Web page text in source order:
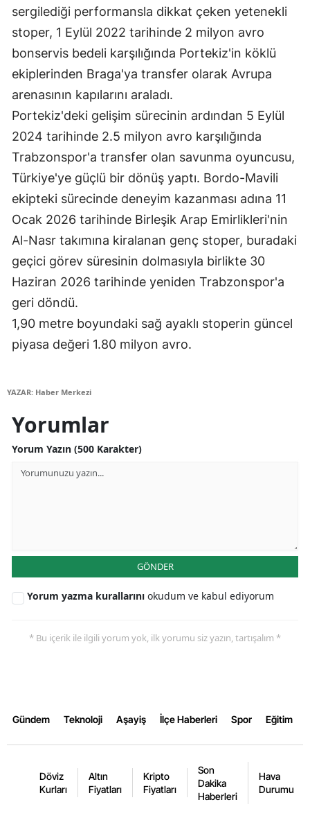
Muğla
Muş
Nevşehir
Ordu
Rize
Samsun
Siirt
Sinop
Tekirdağ
Aksaray
Karaman
Ardahan
sergilediği performansla dikkat çeken yetenekli
stoper, 1 Eylül 2022 tarihinde 2 milyon avro
bonservis bedeli karşılığında Portekiz'in köklü
ekiplerinden Braga'ya transfer olarak Avrupa
arenasının kapılarını araladı.
Portekiz'deki gelişim sürecinin ardından 5 Eylül
2024 tarihinde 2.5 milyon avro karşılığında
Trabzonspor'a transfer olan savunma oyuncusu,
Türkiye'ye güçlü bir dönüş yaptı. Bordo-Mavili
ekipteki sürecinde deneyim kazanması adına 11
Ocak 2026 tarihinde Birleşik Arap Emirlikleri'nin
Al-Nasr takımına kiralanan genç stoper, buradaki
geçici görev süresinin dolmasıyla birlikte 30
Haziran 2026 tarihinde yeniden Trabzonspor'a
geri döndü.
1,90 metre boyundaki sağ ayaklı stoperin güncel
piyasa değeri 1.80 milyon avro.
YAZAR: Haber Merkezi
Yorumlar
Yorum Yazın (500 Karakter)
GÖNDER
Yorum yazma kurallarını okudum ve kabul ediyorum
* Bu içerik ile ilgili yorum yok, ilk yorumu siz yazın, tartışalım *
Gündem Teknoloji Aşayiş İlçe Haberleri Spor Eğitim
Döviz
Kurları
Altın
Fiyatları
Kripto
Fiyatları
Son
Dakika
Haberleri
Hava
Durumu